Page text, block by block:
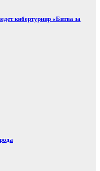
кибертурнир «Битва за